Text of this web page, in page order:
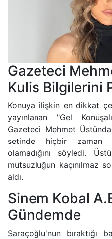
Gazeteci
Kulis Bilgilerini
Konuya ilişkin en dikkat
yayınlanan "Gel
Gazeteci Mehmet
setinde hiçbir zaman
olamadığını söyledi.
mutsuzluğun kaçınılmaz
aldı.
Sinem Kobal
Gündemde
Saraçoğlu'nun bıraktığı